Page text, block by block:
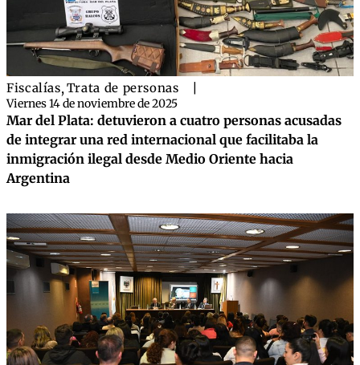
Fiscalías,Trata de personas
Viernes 14 de noviembre de 2025
Mar del Plata: detuvieron a cuatro personas acusadas
de integrar una red internacional que facilitaba la
inmigración ilegal desde Medio Oriente hacia
Argentina